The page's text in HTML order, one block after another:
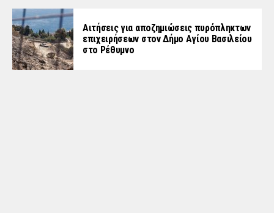
Αιτήσεις για αποζημιώσεις πυρόπληκτων
επιχειρήσεων στον Δήμο Αγίου Βασιλείου
στο Ρέθυμνο